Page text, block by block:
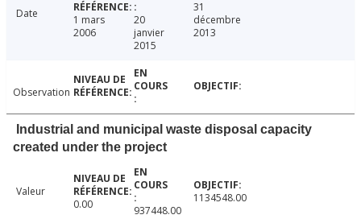
Date
1 mars
2006
20
janvier
2015
31
décembre
2013
Observation
Industrial and municipal waste disposal capacity
created under the project
Valeur
0.00
937448.00
1134548.00